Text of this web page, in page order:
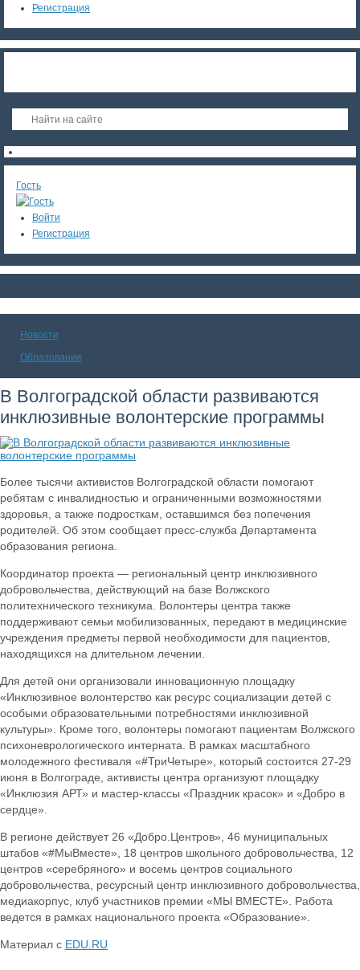
Регистрация
Гость
Войти
Регистрация
Новости
Образование
В Волгоградской области развиваются
инклюзивные волонтерские программы
Более тысячи активистов Волгоградской области помогают
ребятам с инвалидностью и ограниченными возможностями
здоровья, а также подросткам, оставшимся без попечения
родителей. Об этом сообщает пресс-служба Департамента
образования региона.
Координатор проекта — региональный центр инклюзивного
добровольчества, действующий на базе Волжского
политехнического техникума. Волонтеры центра также
поддерживают семьи мобилизованных, передают в медицинские
учреждения предметы первой необходимости для пациентов,
находящихся на длительном лечении.
Для детей они организовали инновационную площадку
«Инклюзивное волонтерство как ресурс социализации детей с
особыми образовательными потребностями инклюзивной
культуры». Кроме того, волонтеры помогают пациентам Волжского
психоневрологического интерната. В рамках масштабного
молодежного фестиваля «#ТриЧетыре», который состоится 27-29
июня в Волгограде, активисты центра организуют площадку
«Инклюзия АРТ» и мастер-классы «Праздник красок» и «Добро в
сердце».
В регионе действует 26 «Добро.Центров», 46 муниципальных
штабов «#МыВместе», 18 центров школьного добровольчества, 12
центров «серебряного» и восемь центров социального
добровольчества, ресурсный центр инклюзивного добровольчества,
медиакорпус, клуб участников премии «МЫ ВМЕСТЕ». Работа
ведется в рамках национального проекта «Образование».
Материал с EDU.RU